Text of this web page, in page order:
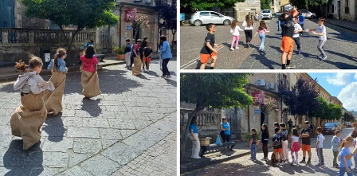
ECONOMIA E LAVORO
EVENTI
SPORT
Streaming
LAC TV